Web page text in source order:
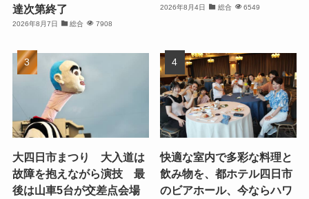
達次第終了
2026年8月7日 総合 7908
2026年8月4日 総合 6549
大四日市まつり 大入道は
故障を抱えながら演技 最
後は山車5台が交差点会場
快適な室内で多彩な料理と
飲み物を、都ホテル四日市
のビアホール、今ならハワ